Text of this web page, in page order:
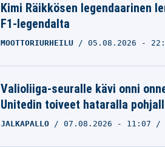
Kimi Räikkösen legendaarinen
F1-legendalta
MOOTTORIURHEILU 05.08.2026 -
Valioliiga-seuralle kävi onni
Unitedin toiveet hataralla
JALKAPALLO 07.08.2026 - 11:07